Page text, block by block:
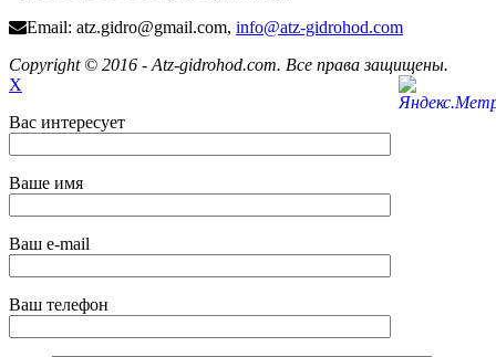
Email: atz.gidro@gmail.com, info@atz-gidrohod.com
Copyright © 2016 - Atz-gidrohod.com. Все права защищены.
X
Вас интересует
Ваше имя
Ваш e-mail
Ваш телефон